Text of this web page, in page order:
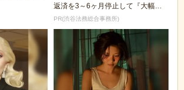
返済を3～6ヶ月停止して『大幅に
減額してから返済...
PR(渋谷法務総合事務所)